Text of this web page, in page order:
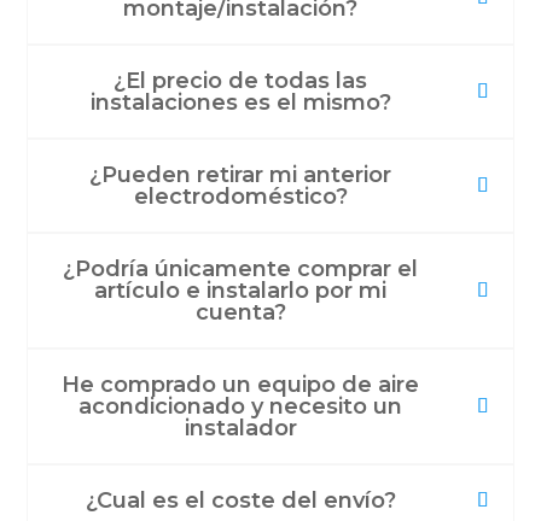
montaje/instalación?
¿El precio de todas las
instalaciones es el mismo?
¿Pueden retirar mi anterior
electrodoméstico?
¿Podría únicamente comprar el
artículo e instalarlo por mi
cuenta?
He comprado un equipo de aire
acondicionado y necesito un
instalador
¿Cual es el coste del envío?